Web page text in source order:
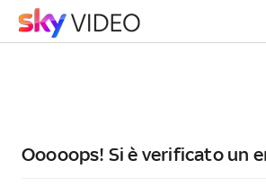
Ooooops! Si è verificato un